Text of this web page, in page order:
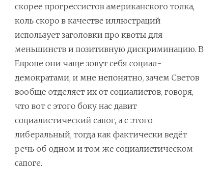
скорее прогрессистов американского толка,
коль скоро в качестве иллюстраций
использует заголовки про квоты для
меньшинств и позитивную дискриминацию. В
Европе они чаще зовут себя социал-
демократами, и мне непонятно, зачем Светов
вообще отделяет их от социалистов, говоря,
что вот с этого боку нас давит
социалистический сапог, а с этого
либеральный, тогда как фактически ведёт
речь об одном и том же социалистическом
сапоге.